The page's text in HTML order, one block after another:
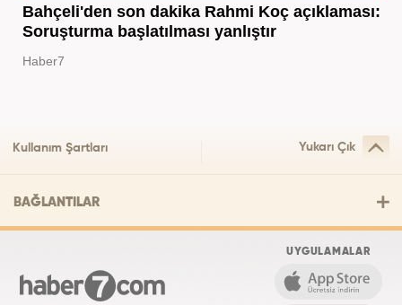
Bahçeli'den son dakika Rahmi Koç açıklaması:
Soruşturma başlatılması yanlıştır
Haber7
Kullanım Şartları Yukarı Çık
BAĞLANTILAR
UYGULAMALAR